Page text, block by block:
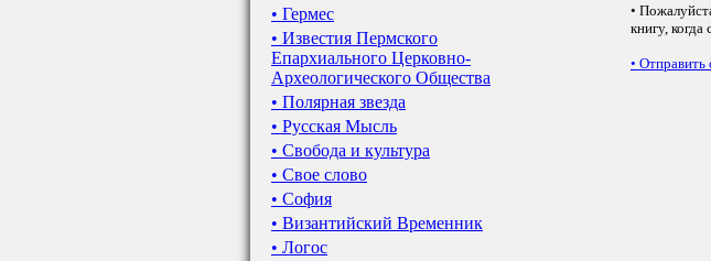
• Гермес
• Известия Пермского
Епархиального Церковно-
Археологического Общества
• Полярная звезда
• Русская Мысль
• Свобода и культура
• Свое слово
• София
• Византийский Временник
• Логос
•
книгу,
• Отправить